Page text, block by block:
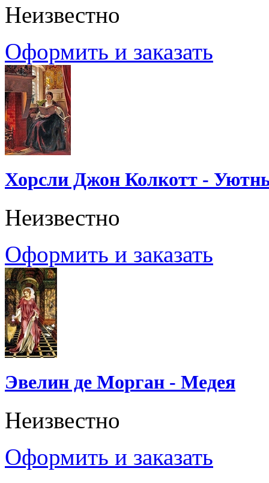
Неизвестно
Оформить и заказать
Хорсли Джон Колкотт -
Неизвестно
Оформить и заказать
Эвелин де Морган - Медея
Неизвестно
Оформить и заказать